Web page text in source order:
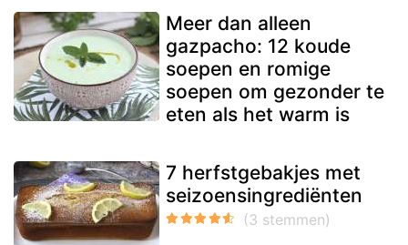
Meer dan alleen
gazpacho: 12 koude
soepen en romige
soepen om gezonder te
eten als het warm is
7 herfstgebakjes met
seizoensingrediënten